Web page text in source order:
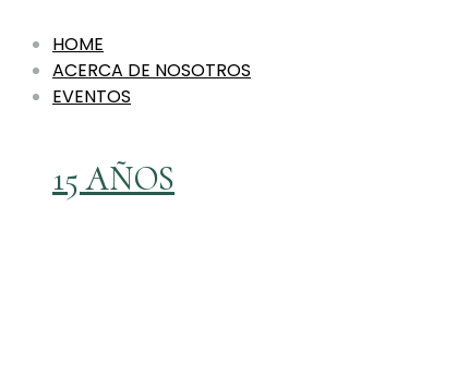
HOME
ACERCA DE NOSOTROS
EVENTOS
15 AÑOS